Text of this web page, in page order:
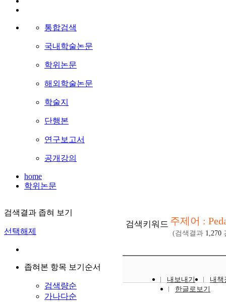
통합검색
국내학술논문
학위논문
해외학술논문
학술지
단행본
연구보고서
공개강의
home
학위논문
검색결과 좁혀 보기
선택해제
좁혀본 항목 보기순서
검색량순
가나다순
검색키워드 주제어 :
(검색결과 1,270
내보내기
내책
한글로보기